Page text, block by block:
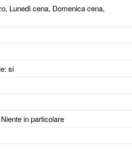
Lunedì cena, Domenica cena,
: si
in particolare